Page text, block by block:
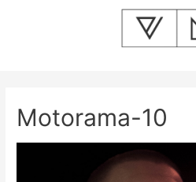
Motorama-10